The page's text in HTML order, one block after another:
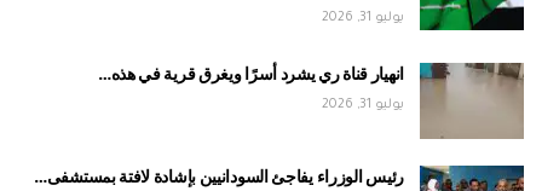
يوليو 31, 2026
انهيار قناة ري يشرد أسرًا ويغرق قرية في هذه…
يوليو 31, 2026
رئيس الوزراء يفاجئ السودانيين بإشادة لافتة بمستشفى…